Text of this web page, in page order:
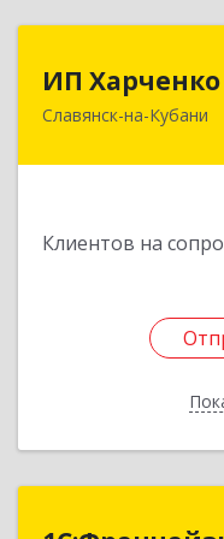
ИП
Славянск-на-Кубани
Клиентов на
ИП
353 579,